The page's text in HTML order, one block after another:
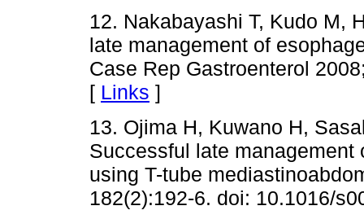
12. Nakabayashi T, Kudo M,
late management of
Case Rep Gastroenterol
[ Links ]
13. Ojima H, Kuwano H,
Successful late
using T-tube
182(2):192-6. doi: 10.1016/